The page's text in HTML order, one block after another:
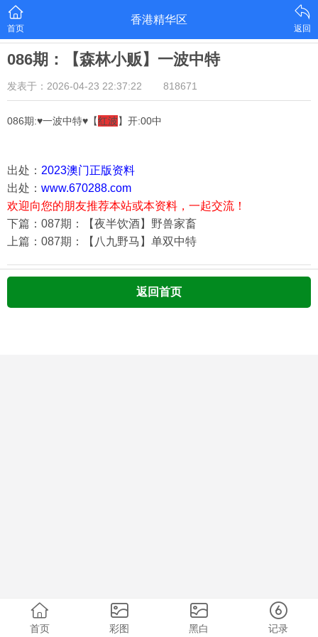
首页
香港精华区
返回
086期：【森林小贩】一波中特
发表于：2026-04-23 22:37:22 818671
086期:♥一波中特♥【红波】开:00中
出处： 2023澳门正版资料
出处： www.670288.com
欢迎向您的朋友推荐本站或本资料，一起交流！
下篇：087期：【夜半饮酒】野兽家畜
上篇：087期：【八九野马】单双中特
返回首页
首页 彩图 黑白 记录